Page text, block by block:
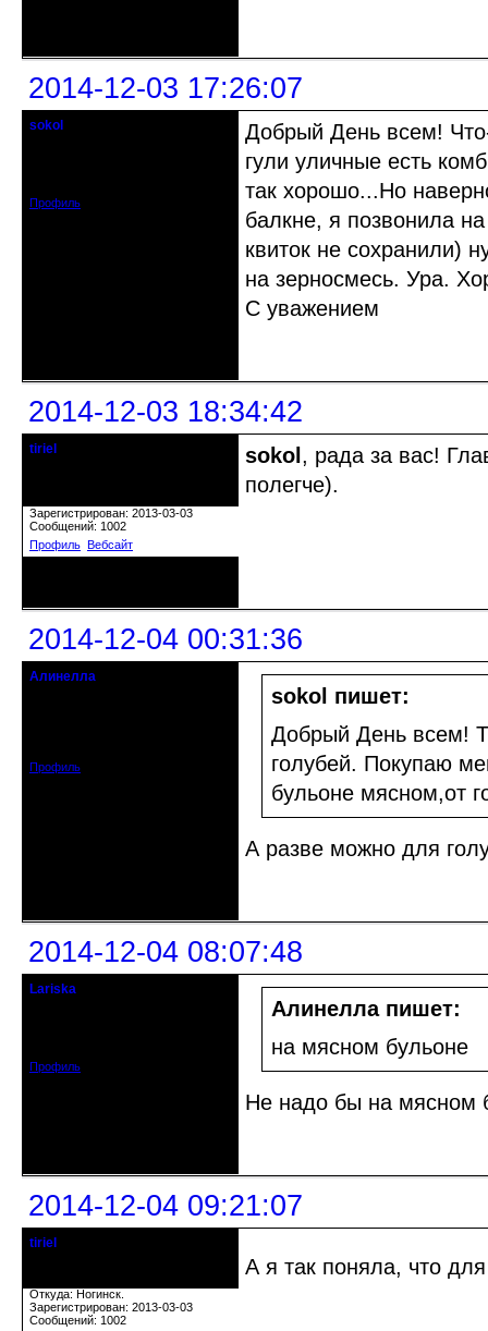
2014-12-03 17:26:07
sokol
Профиль
Добрый День всем!
гули уличные есть
так хорошо...Но
балкне, я позвонила
квиток не сохранили)
на зерносмесь. Ура.
С уважением
2014-12-03 18:34:42
tiriel
Зарегистрирован: 2013-03-03
Сообщений: 1002
Профиль Вебсайт
sokol , рада за вас!
полегче).
2014-12-04 00:31:36
Алинелла
Профиль
sokol пишет:
Добрый День всем!
голубей. Покупаю
бульоне мясном,от
А разве можно для
2014-12-04 08:07:48
Lariska
Профиль
Алинелла пишет:
на мясном бульоне
Не надо бы на мясном
2014-12-04 09:21:07
tiriel
Откуда: Ногинск.
Зарегистрирован: 2013-03-03
Сообщений: 1002
А я так поняла, что